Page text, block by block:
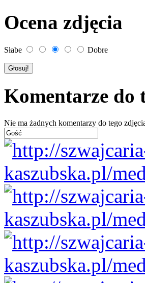
Ocena zdjęcia
Słabe Dobre
Komentarze do
Nie ma żadnych komentarzy do tego